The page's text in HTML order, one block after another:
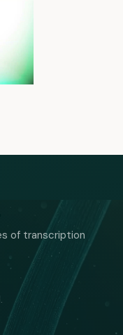
of transcription